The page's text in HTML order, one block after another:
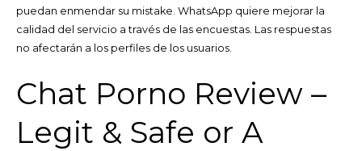
puedan enmendar su mistake. WhatsApp quiere mejorar la
calidad del servicio a través de las encuestas. Las respuestas
no afectarán a los perfiles de los usuarios.
Chat Porno Review –
Legit & Safe or A